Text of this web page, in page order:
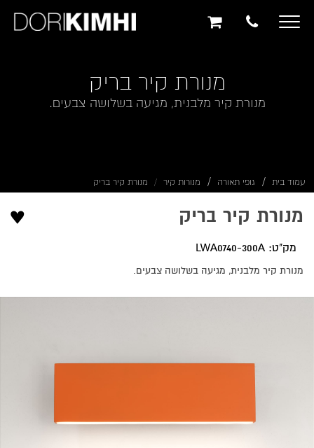
נגישות
ראשי
ראשיToggle
מנורת קיר בריק
מנורת קיר מלבנית, מגיעה בשלושה צבעים.
עמוד בית גופי תאורה מנורות קיר מנורת קיר בריק
מנורת קיר בריק
מק"ט: LWA0740-300A
מנורת קיר מלבנית, מגיעה בשלושה צבעים.
♥